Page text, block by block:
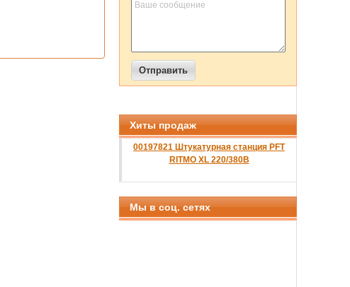
Хиты продаж
00197821 Штукатурная станция PFT
RITMO XL 220/380B
Мы в соц. сетях